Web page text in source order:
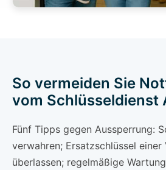
So vermeiden Sie
vom Schlüsseldienst
Fünf Tipps gegen Aussperrung:
verwahren; Ersatzschlüssel einer
überlassen; regelmäßige